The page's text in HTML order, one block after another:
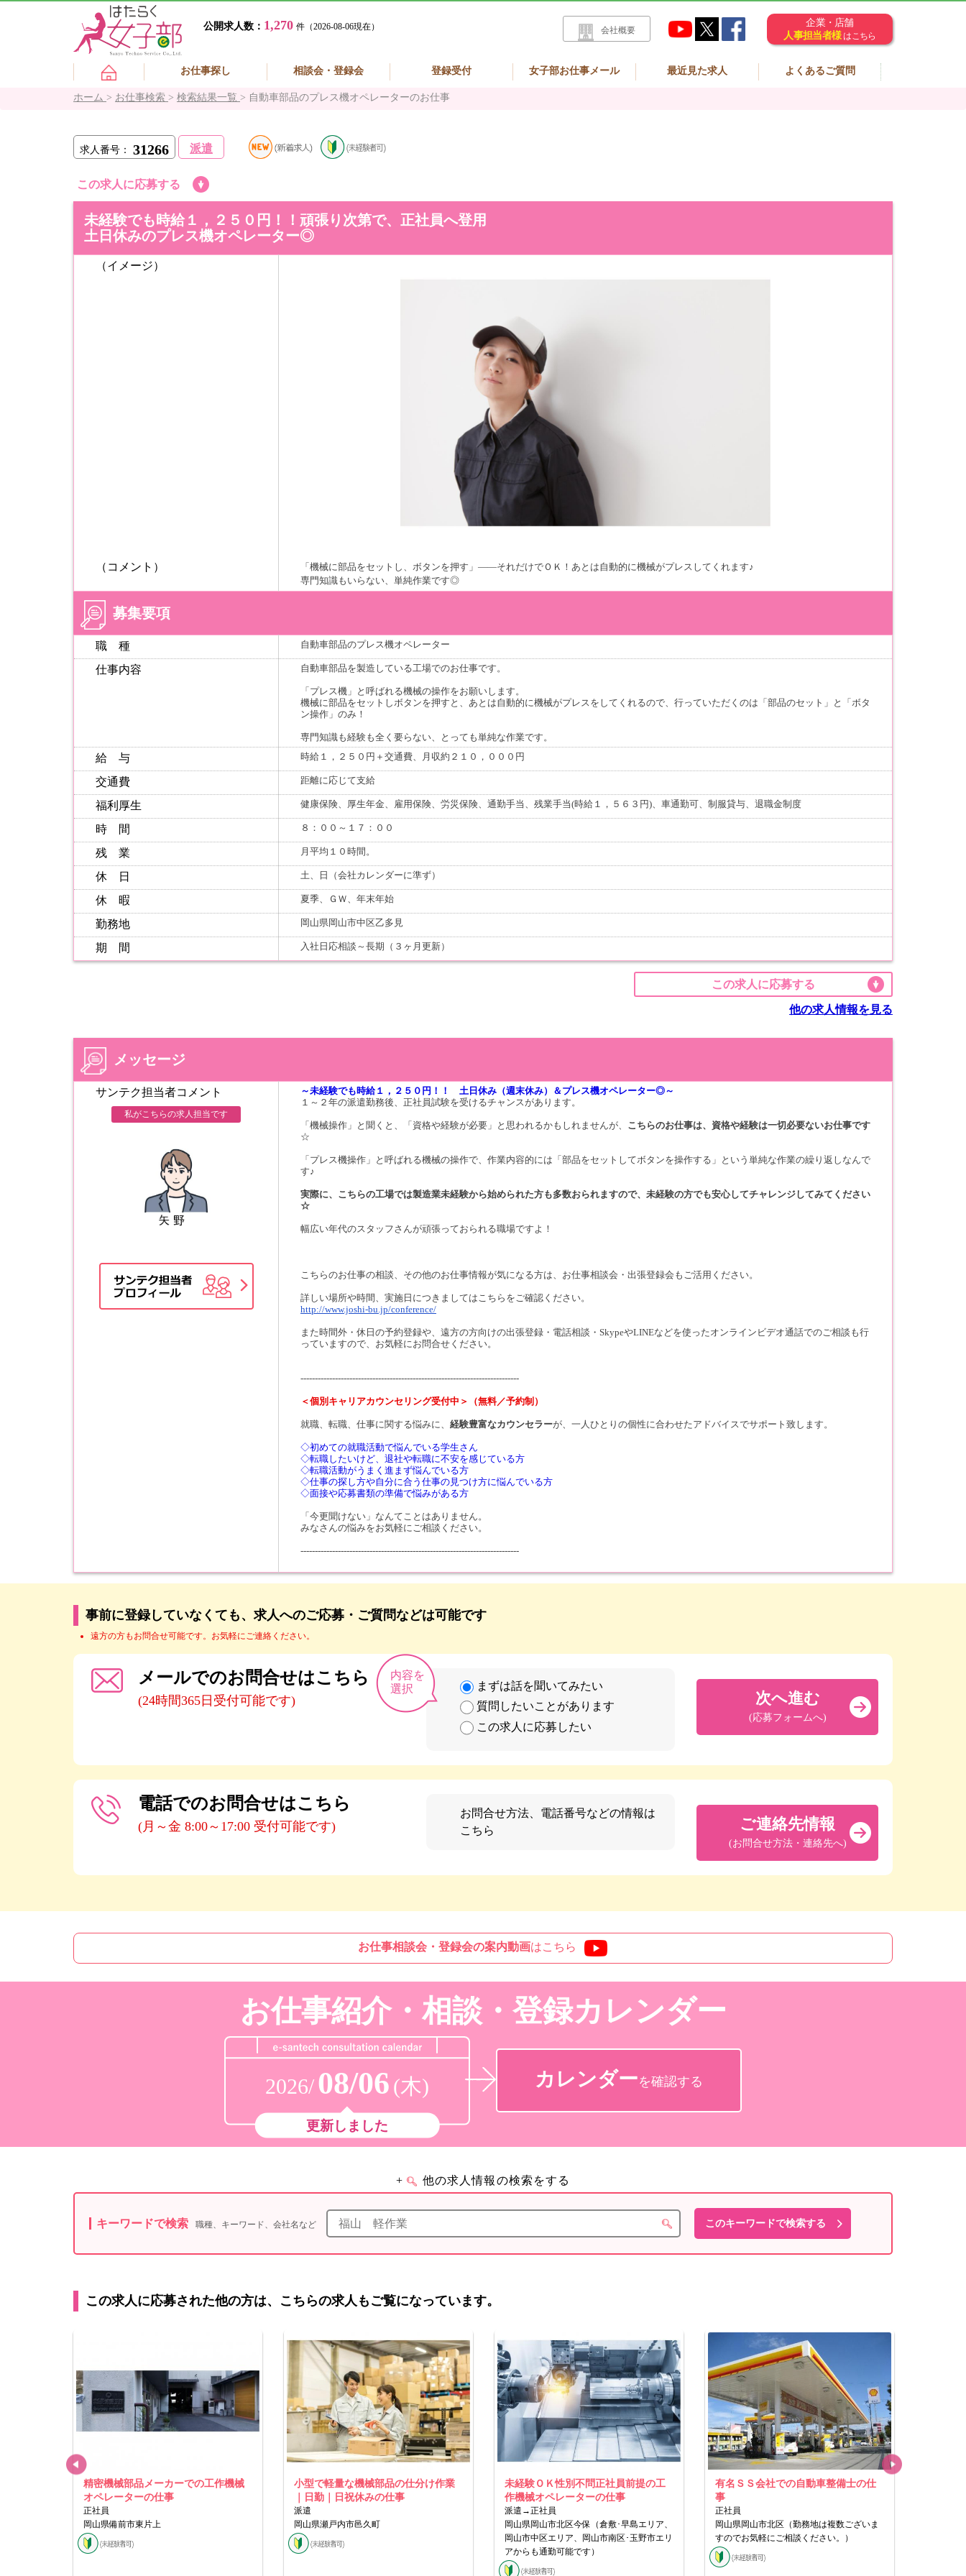
企業・店舗
人事担当者様 はこちら
公開求人数： 1,270 件（2026-08-06現在） 会社概要
お仕事探し 相談会・登録会 登録受付 女子部お仕事メール 最近見た求人 よくあるご質問
ホーム > お仕事検索 > 検索結果一覧 > 自動車部品のプレス機オペレーターのお仕事
求人番号： 31266 派遣
この求人に応募する
未経験でも時給１，２５０円！！頑張り次第で、正社員へ登用
土日休みのプレス機オペレーター◎
（イメージ）
（コメント）
「機械に部品をセットし、ボタンを押す」――それだけでＯＫ！あとは自動的に機械がプレスしてくれます♪
専門知識もいらない、単純作業です◎
募集要項
職 種 自動車部品のプレス機オペレーター
仕事内容 自動車部品を製造している工場でのお仕事です。
「プレス機」と呼ばれる機械の操作をお願いします。
機械に部品をセットしボタンを押すと、あとは自動的に機械がプレスをしてくれるので、行っていただくのは「部品のセット」と「ボタ
ン操作」のみ！
専門知識も経験も全く要らない、とっても単純な作業です。
給 与 時給１，２５０円＋交通費、月収約２１０，０００円
交通費 距離に応じて支給
福利厚生 健康保険、厚生年金、雇用保険、労災保険、通勤手当、残業手当(時給１，５６３円)、車通勤可、制服貸与、退職金制度
時 間 ８：００～１７：００
残 業 月平均１０時間。
休 日 土、日（会社カレンダーに準ず）
休 暇 夏季、ＧＷ、年末年始
勤務地 岡山県岡山市中区乙多見
期 間 入社日応相談～長期（３ヶ月更新）
この求人に応募する
他の求人情報を見る
メッセージ
サンテク担当者コメント
私がこちらの求人担当です
～未経験でも時給１，２５０円！！ 土日休み（週末休み）＆プレス機オペレーター◎～
１～２年の派遣勤務後、正社員試験を受けるチャンスがあります。
「機械操作」と聞くと、「資格や経験が必要」と思われるかもしれませんが、 こちらのお仕事は、資格や経験は一切必要ないお仕事です
☆
「プレス機操作」と呼ばれる機械の操作で、作業内容的には「部品をセットしてボタンを操作する」という単純な作業の繰り返しなんで
す♪
実際に、こちらの工場では製造業未経験から始められた方も多数おられますので、未経験の方でも安心してチャレンジしてみてください
☆
幅広い年代のスタッフさんが頑張っておられる職場ですよ！
こちらのお仕事の相談、その他のお仕事情報が気になる方は、お仕事相談会・出張登録会もご活用ください。
詳しい場所や時間、実施日につきましてはこちらをご確認ください。
http://www.joshi-bu.jp/conference/
また時間外・休日の予約登録や、遠方の方向けの出張登録・電話相談・SkypeやLINEなどを使ったオンラインビデオ通話でのご相談も行
っていますので、お気軽にお問合せください。
----------------------------------------------------------------------------
＜個別キャリアカウンセリング受付中＞（無料／予約制）
就職、転職、仕事に関する悩みに、 経験豊富なカウンセラーが、一人ひとりの個性に合わせたアドバイスでサポート致します。
◇初めての就職活動で悩んでいる学生さん
◇転職したいけど、退社や転職に不安を感じている方
◇転職活動がうまく進まず悩んでいる方
◇仕事の探し方や自分に合う仕事の見つけ方に悩んでいる方
◇面接や応募書類の準備で悩みがある方
「今更聞けない」なんてことはありません。
みなさんの悩みをお気軽にご相談ください。
----------------------------------------------------------------------------
事前に登録していなくても、求人へのご応募・ご質問などは可能です
遠方の方もお問合せ可能です。お気軽にご連絡ください。
メールでのお問合せはこちら
(24時間365日受付可能です)
内容を
選択
まずは話を聞いてみたい
質問したいことがあります
この求人に応募したい
次へ進む
(応募フォームへ)
電話でのお問合せはこちら
(月～金 8:00～17:00 受付可能です)
お問合せ方法、電話番号などの情報は
こちら
ご連絡先情報
(お問合せ方法・連絡先へ)
お仕事相談会・登録会の案内動画はこちら
お仕事紹介・相談・登録カレンダー
2026/08/06 (木)
更新しました
カレンダーを確認する
+ 他の求人情報の検索をする
キーワードで検索 職種、キーワード、会社名など
この求人に応募された他の方は、こちらの求人もご覧になっています。
精密機械部品メーカーでの工作機械
オペレーターの仕事
正社員
岡山県備前市東片上
小型で軽量な機械部品の仕分け作業
｜日勤｜日祝休みの仕事
派遣
岡山県瀬戸内市邑久町
未経験ＯＫ性別不問正社員前提の工
作機械オペレーターの仕事
派遣→正社員
岡山県岡山市北区今保（倉敷･早島エリア、
岡山市中区エリア、岡山市南区･玉野市エリ
アからも通勤可能です）
有名ＳＳ会社での自動車整備士の仕
事
正社員
岡山県岡山市北区（勤務地は複数ございま
すのでお気軽にご相談ください。）